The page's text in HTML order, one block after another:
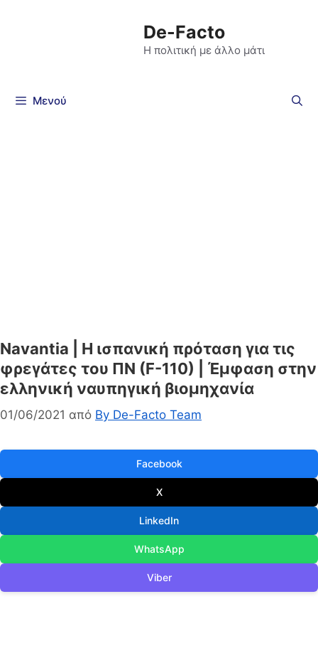
De-Facto
Η πολιτική με άλλο μάτι
Μενού
Navantia | H ισπανική πρόταση για τις
φρεγάτες του ΠΝ (F-110) | Έμφαση στην
ελληνική ναυπηγική βιομηχανία
01/06/2021 από By De-Facto Team
Facebook
X
LinkedIn
WhatsApp
Viber